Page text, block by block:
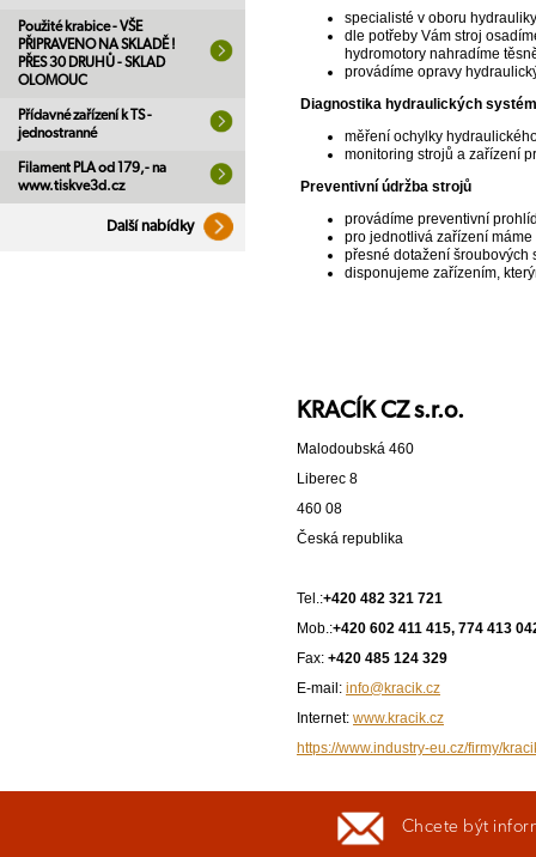
Použité krabice - VŠE
PŘIPRAVENO NA SKLADĚ !
PŘES 30 DRUHŮ - SKLAD
OLOMOUC
Přídavné zařízení k TS -
jednostranné
Filament PLA od 179,- na
www.tiskve3d.cz
Další nabídky
specialisté v oboru
dle potřeby Vám stroj
hydromotory nahradíme
provádíme opravy
Diagnostika hydraulických
měření ochylky
monitoring strojů a zařízení
Preventivní údržba strojů
provádíme preventivní
pro jednotlivá zařízení
přesné dotažení šroubových
disponujeme zařízením,
KRACÍK CZ s.r.o.
Malodoubská 460
Liberec 8
460 08
Česká republika
Tel.:+420 482 321 721
Mob.:+420 602 411 415, 774 413
Fax: +420 485 124 329
E-mail: info@kracik.cz
Internet: www.kracik.cz
https://www.industry-eu.cz/firmy/
Chcete být